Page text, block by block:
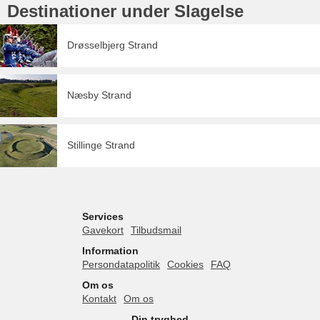
Destinationer under Slagelse
Drøsselbjerg Strand
Næsby Strand
Stillinge Strand
Services
Gavekort
Tilbudsmail
Information
Persondatapolitik
Cookies
FAQ
Om os
Kontakt
Om os